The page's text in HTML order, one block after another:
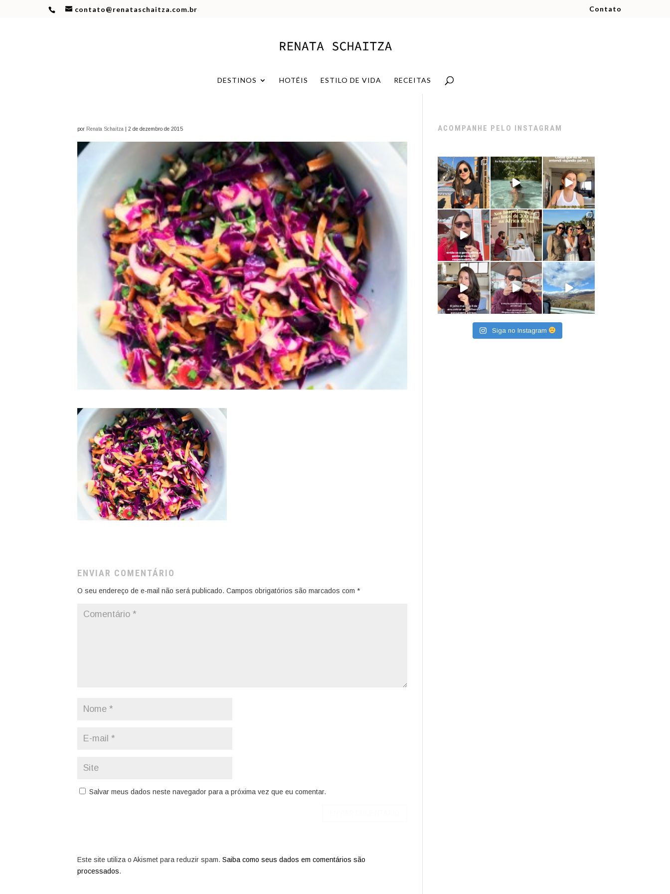
contato@renataschaitza.com.br Contato
DESTINOS HOTÉIS ESTILO DE VIDA RECEITAS
por Renata Schaitza 2 de dezembro de 2015
ENVIAR COMENTÁRIO
O seu endereço de e-mail não será publicado. Campos obrigatórios são marcados com *
Salvar meus dados neste navegador para a próxima vez que eu comentar.
Este site utiliza o Akismet para reduzir spam. Saiba como seus dados em comentários são
processados.
ACOMPANHE PELO INSTAGRAM
Siga no Instagram